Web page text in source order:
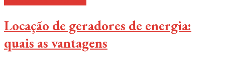
Locação de geradores de energia:
quais as vantagens